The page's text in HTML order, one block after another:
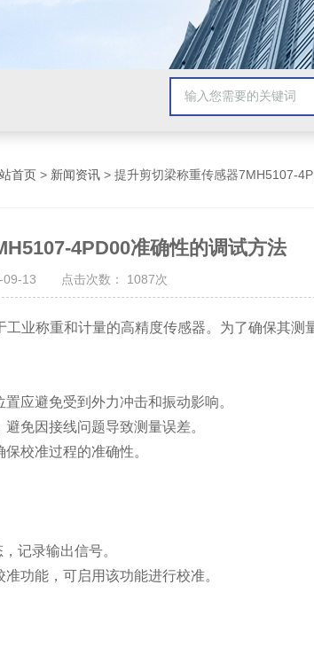
首页 > 新闻资讯 > 提升剪切梁称重传感器7MH5107-
4PD00准确性的调试方法
09-13 点击次数： 1087次
工业称重和计量的高精度传感器。为了确保其测
应避免受到外力冲击和振动影响。
免因接线问题导致测量误差。
校准过程的准确性。
记录输出信号。
功能，可启用该功能进行校准。